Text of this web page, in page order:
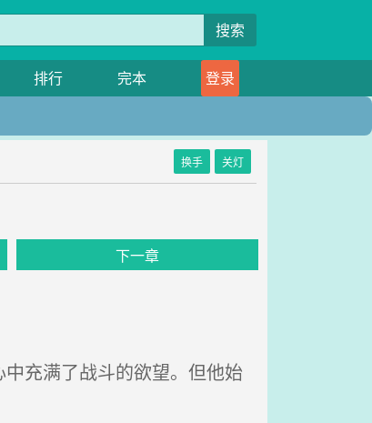
搜索
排行 完本
登录
换手 关灯
下一章
充满了战斗的欲望。但他始